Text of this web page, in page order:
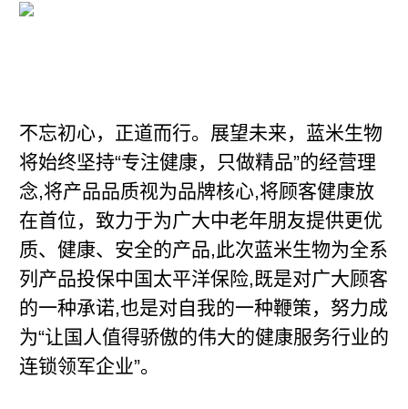
不忘初心，正道而行。展望未来，蓝米生物
将始终坚持“专注健康，只做精品”的经营理
念,将产品品质视为品牌核心,将顾客健康放
在首位，致力于为广大中老年朋友提供更优
质、健康、安全的产品,此次蓝米生物为全系
列产品投保中国太平洋保险,既是对广大顾客
的一种承诺,也是对自我的一种鞭策，努力成
为“让国人值得骄傲的伟大的健康服务行业的
连锁领军企业”。